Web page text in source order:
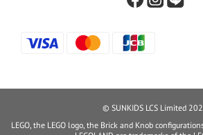
© SUNKIDS LCS Limited
LEGO, the LEGO logo, the Brick and Knob